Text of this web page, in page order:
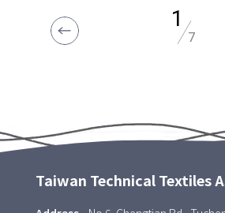
1
7
Taiwan Technical Textiles